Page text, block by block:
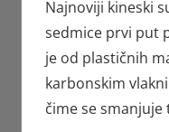
Najnoviji kineski
sedmice prvi put
je od plastičnih
karbonskim
čime se smanjuje